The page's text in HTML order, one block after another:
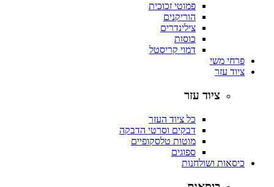
פמוטי זכוכית
הוריקנים
צילינדרים
כוסות
דמוי קריסטל
פרחי משי
ציוד עזר
ציוד עזר
כל ציוד העזר
דבקים וסרטי הדבקה
מוטות טלסקופיים
ספוגים
כיסאות ושולחנות